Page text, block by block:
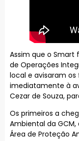
Assim que o Smart
de Operações
local e avisaram
imediatamente à
Cezar de Souza,
Os primeiros a
Ambiental da
Área de Proteção